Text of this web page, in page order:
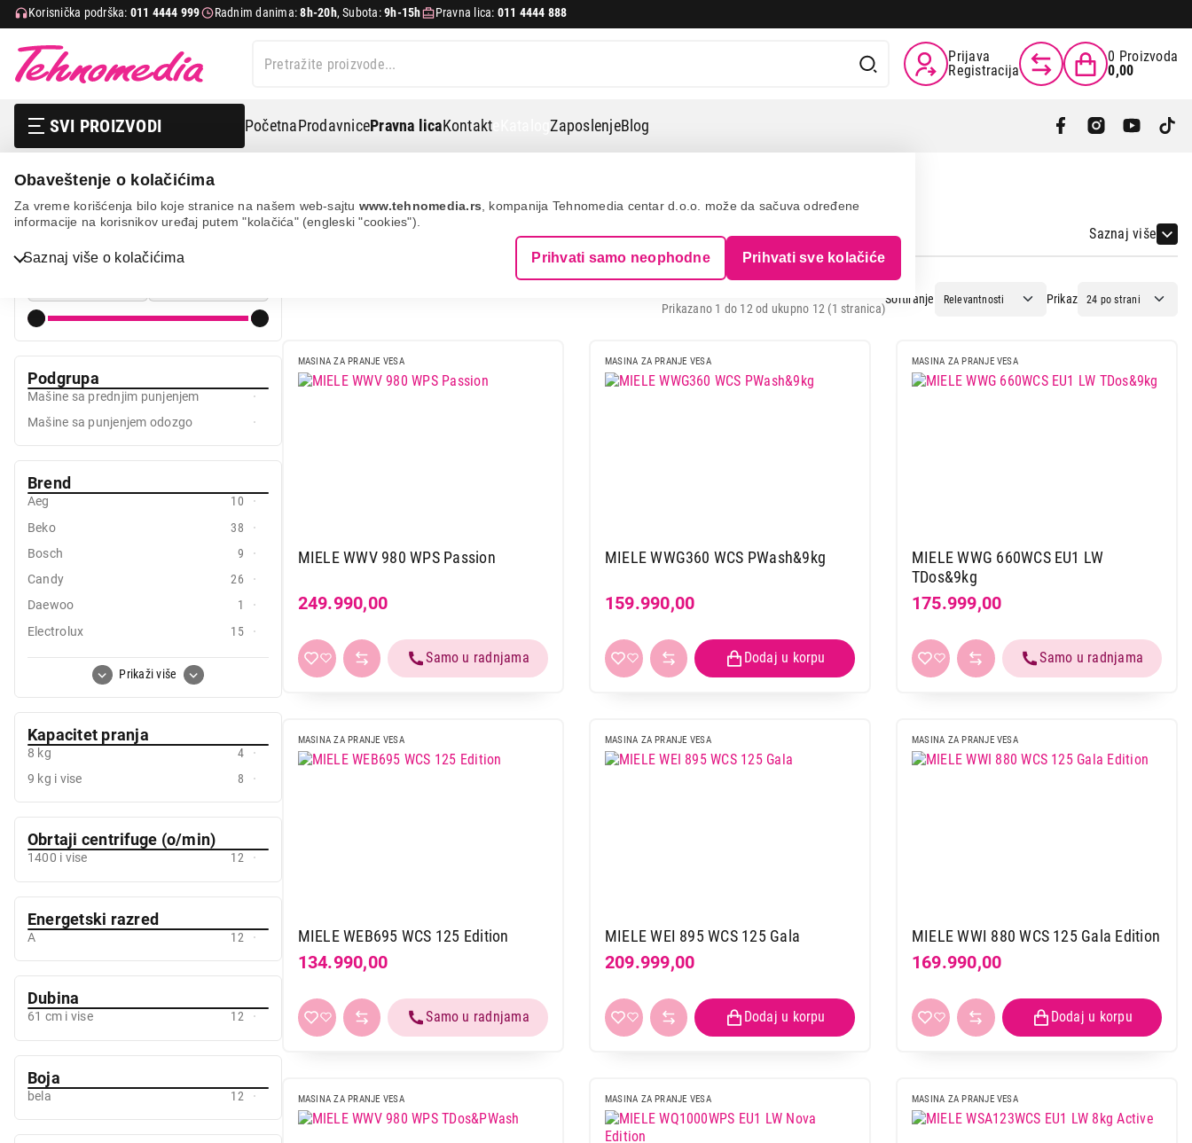
Obaveštenje o kolačićima
Za vreme korišćenja bilo koje stranice na našem web-sajtu www.tehnomedia.rs , kompanija Tehnomedia centar d.o.o. može da sačuva određene
informacije na korisnikov uređaj putem "kolačića" (engleski "cookies").
Saznaj više o kolačićima Prihvati samo neophodne Prihvati sve kolačiće
Korisnička podrška: 011 4444 999 Radnim danima:8h-20h, Subota:9h-15h Pravna lica: 011 4444 888
Prijava
Registracija
0 Proizvoda
0,00
SVI PROIZVODI PočetnaProdavnicePravna licaKontakt eKatalogZaposlenjeBlog
Bela tehnika
IT & Gaming
Mali kućni aparati
Mali kuhinjski aparati
Nega tela, lepota i zdravlje
Sve za kuću i baštu
Bela tehnika Veš mašine
Cena od Cena do
Podgrupa
Mašine sa prednjim punjenjem
Mašine sa punjenjem odozgo
Brend
Prikaži više
Aeg
10
Beko
38
Bosch
9
Candy
26
Daewoo
1
Electrolux
15
Gorenje
19
Hisense
7
Indesit
Koncar
5
LG
9
Miele
Samsung
12
Tesla
Vivax
2
Whirlpool
Kapacitet pranja
8 kg
4
9 kg i vise
8
Obrtaji centrifuge (o/min)
1400 i vise 12
Energetski razred
A 12
Dubina
61 cm i vise 12
Boja
bela 12
MAŠINE ZA PRANJE VEŠA - MIELE Saznaj više
Sortiranje Prikaz
Prikazano 1 do 12 od ukupno 12 (1 stranica)
MASINA ZA PRANJE VESA
MIELE WWV 980 WPS Passion
249.990,00
MASINA ZA PRANJE VESA
MIELE WWG360 WCS PWash&9kg
159.990,00
MASINA ZA PRANJE VESA
MIELE WWG 660WCS EU1 LW
TDos&9kg
175.999,00
MASINA ZA PRANJE VESA
MIELE WEB695 WCS 125 Edition
134.990,00
MASINA ZA PRANJE VESA
MIELE WEI 895 WCS 125 Gala
209.999,00
MASINA ZA PRANJE VESA
MIELE WWI 880 WCS 125 Gala Edition
169.990,00
MASINA ZA PRANJE VESA MASINA ZA PRANJE VESA MASINA ZA PRANJE VESA